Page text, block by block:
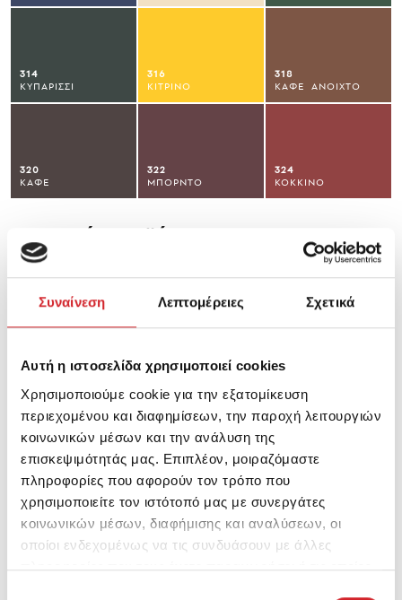
Συναίνεση Λεπτομέρειες Σχετικά
Αυτή η ιστοσελίδα χρησιμοποιεί cookies
Χρησιμοποιούμε cookie για την εξατομίκευση
περιεχομένου και διαφημίσεων, την παροχή λειτουργιών
κοινωνικών μέσων και την ανάλυση της
επισκεψιμότητάς μας. Επιπλέον, μοιραζόμαστε
πληροφορίες που αφορούν τον τρόπο που
χρησιμοποιείτε τον ιστότοπό μας με συνεργάτες
κοινωνικών μέσων, διαφήμισης και αναλύσεων, οι
οποίοι ενδεχομένως να τις συνδυάσουν με άλλες
πληροφορίες που τους έχετε παραχωρήσει ή τις οποίες
314
ΚΥΠΑΡΙΣΣΙ
316
ΚΙΤΡΙΝΟ
318
ΚΑΦΕ_ΑΝΟΙΧΤΟ
320
ΚΑΦΕ
322
ΜΠΟΡΝΤΟ
324
ΚΟΚΚΙΝΟ
Σχετικά προϊόντα